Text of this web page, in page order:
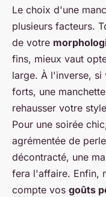
Le choix d'une
plusieurs facteurs.
de votre
fins, mieux vaut
large. À l'inverse, si
forts, une
rehausser votre
Pour une soirée
agrémentée de
décontracté, une
fera l'affaire. Enfin,
compte vos goûts